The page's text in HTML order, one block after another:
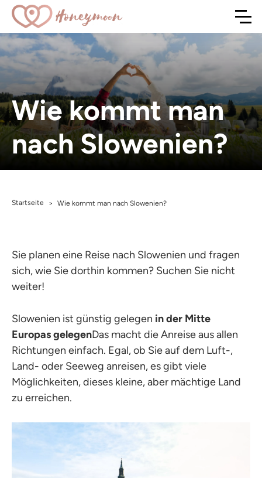
Wie kommt man
nach Slowenien?
Startseite > Wie kommt man nach Slowenien?
Sie planen eine Reise nach Slowenien und fragen
sich, wie Sie dorthin kommen? Suchen Sie nicht
weiter!
Slowenien ist günstig gelegen in der Mitte
Europas gelegenDas macht die Anreise aus allen
Richtungen einfach. Egal, ob Sie auf dem Luft-,
Land- oder Seeweg anreisen, es gibt viele
Möglichkeiten, dieses kleine, aber mächtige Land
zu erreichen.